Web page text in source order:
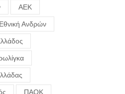
ΑΕΚ
Εθνική Ανδρών
ΠΑΟΚ